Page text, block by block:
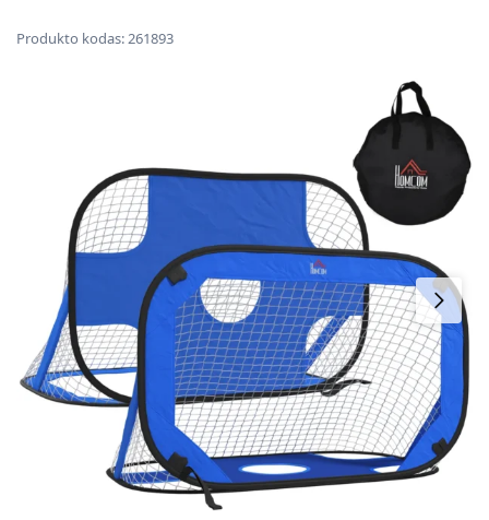
Produkto kodas:261893